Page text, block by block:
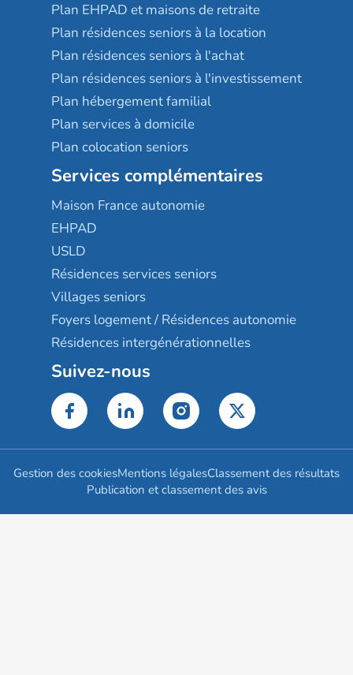
Plan EHPAD et maisons de retraite
Plan résidences seniors à la location
Plan résidences seniors à l'achat
Plan résidences seniors à l'investissement
Plan hébergement familial
Plan services à domicile
Plan colocation seniors
Services complémentaires
Maison France autonomie
EHPAD
USLD
Résidences services seniors
Villages seniors
Foyers logement / Résidences autonomie
Résidences intergénérationnelles
Suivez-nous
Gestion des cookiesMentions légalesClassement des résultats
Publication et classement des avis